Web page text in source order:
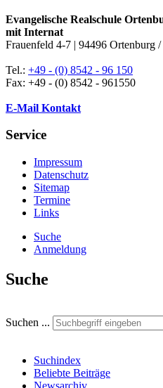
Evangelische Realschule
mit Internat
Frauenfeld 4-7 | 94496 Ortenburg
Tel.: +49 - (0) 8542 - 96 150
Fax: +49 - (0) 8542 - 961550
E-Mail Kontakt
Service
Impressum
Datenschutz
Sitemap
Termine
Links
Suche
Anmeldung
Suche
Suchen ...
Suchindex
Beliebte Beiträge
Newsarchiv